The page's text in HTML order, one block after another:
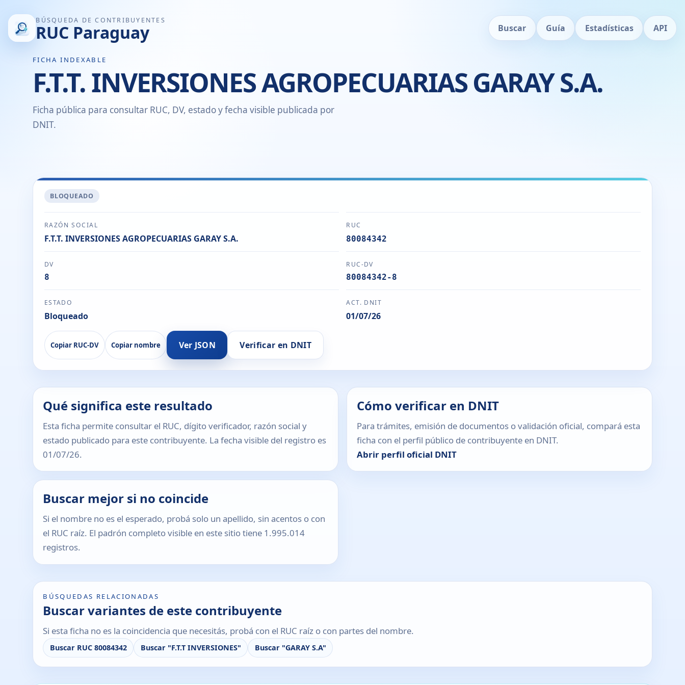
BÚSQUEDA DE CONTRIBUYENTES
RUC Paraguay Buscar Guía Estadísticas API
FICHA INDEXABLE
F.T.T. INVERSIONES AGROPECUARIAS GARAY S.A.
Ficha pública para consultar RUC, DV, estado y fecha visible publicada por
DNIT.
BLOQUEADO
RAZÓN SOCIAL
F.T.T. INVERSIONES AGROPECUARIAS GARAY S.A.
RUC
80084342
DV
8
RUC-DV
80084342-8
ESTADO
Bloqueado
ACT. DNIT
01/07/26
Copiar RUC-DV Copiar nombre Ver JSON Verificar en DNIT
Qué significa este resultado
Esta ficha permite consultar el RUC, dígito verificador, razón social y
estado publicado para este contribuyente. La fecha visible del registro es
01/07/26.
Cómo verificar en DNIT
Para trámites, emisión de documentos o validación oficial, compará esta
ficha con el perfil público de contribuyente en DNIT.
Abrir perfil oficial DNIT
Buscar mejor si no coincide
Si el nombre no es el esperado, probá solo un apellido, sin acentos o con
el RUC raíz. El padrón completo visible en este sitio tiene 1.995.014
registros.
BÚSQUEDAS RELACIONADAS
Buscar variantes de este contribuyente
Si esta ficha no es la coincidencia que necesitás, probá con el RUC raíz o con partes del nombre.
Buscar RUC 80084342 Buscar "F.T.T INVERSIONES" Buscar "GARAY S.A"